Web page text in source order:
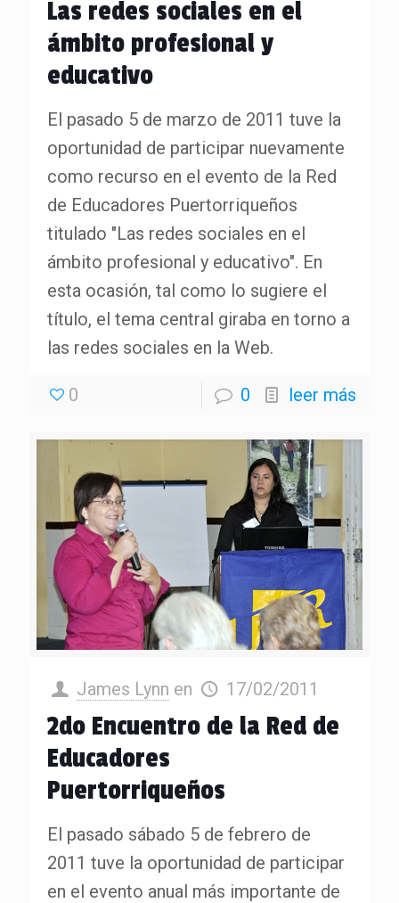
Las redes sociales en el
ámbito profesional y
educativo
El pasado 5 de marzo de 2011 tuve la
oportunidad de participar nuevamente
como recurso en el evento de la Red
de Educadores Puertorriqueños
titulado "Las redes sociales en el
ámbito profesional y educativo". En
esta ocasión, tal como lo sugiere el
título, el tema central giraba en torno a
las redes sociales en la Web.
0 0 leer más
James Lynn en 17/02/2011
2do Encuentro de la Red de
Educadores
Puertorriqueños
El pasado sábado 5 de febrero de
2011 tuve la oportunidad de participar
en el evento anual más importante de